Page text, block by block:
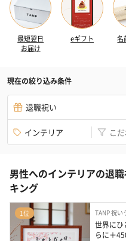
最短翌日
お届け
eギフト 名
現在の絞り込み条件
退職祝い
インテリア こ
男性へのインテリアの退
キング
1位 TANP 祝い
世界に
らに＋